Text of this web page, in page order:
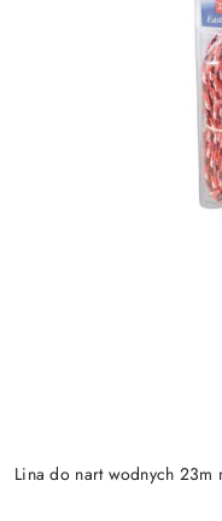
Lina do nart wodnych 23m